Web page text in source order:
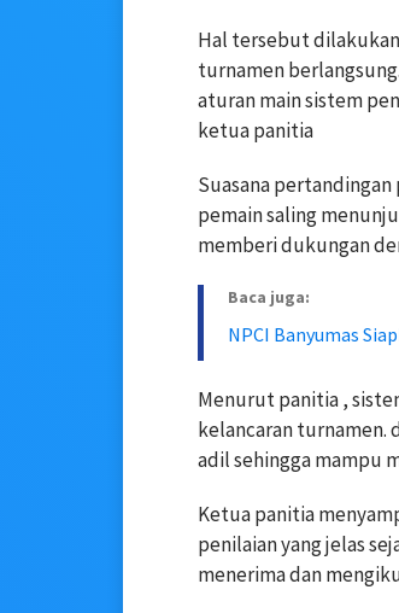
Hal tersebut
turnamen
aturan main sistem
ketua panitia
Suasana
pemain saling
memberi dukungan
Baca juga:
NPCI Banyumas
Menurut panitia ,
kelancaran turnamen.
adil sehingga mampu
Ketua panitia
penilaian yang jelas
menerima dan